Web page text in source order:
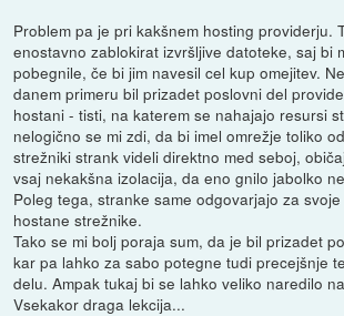
Problem pa je pri kakšnem hosting providerju.
enostavno zablokirat izvršljive datoteke, saj bi
pobegnile, če bi jim navesil cel kup omejitev.
danem primeru bil prizadet poslovni del
hostani - tisti, na katerem se nahajajo resursi
nelogično se mi zdi, da bi imel omrežje toliko
strežniki strank videli direktno med seboj,
vsaj nekakšna izolacija, da eno gnilo jabolko
Poleg tega, stranke same odgovarjajo za
hostane strežnike.
Tako se mi bolj poraja sum, da je bil prizadet
kar pa lahko za sabo potegne tudi precejšnje
delu. Ampak tukaj bi se lahko veliko naredilo
Vsekakor draga lekcija...